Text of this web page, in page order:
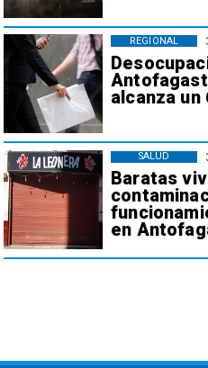
alcanza un
REGIONAL
Baratas
en
SALUD